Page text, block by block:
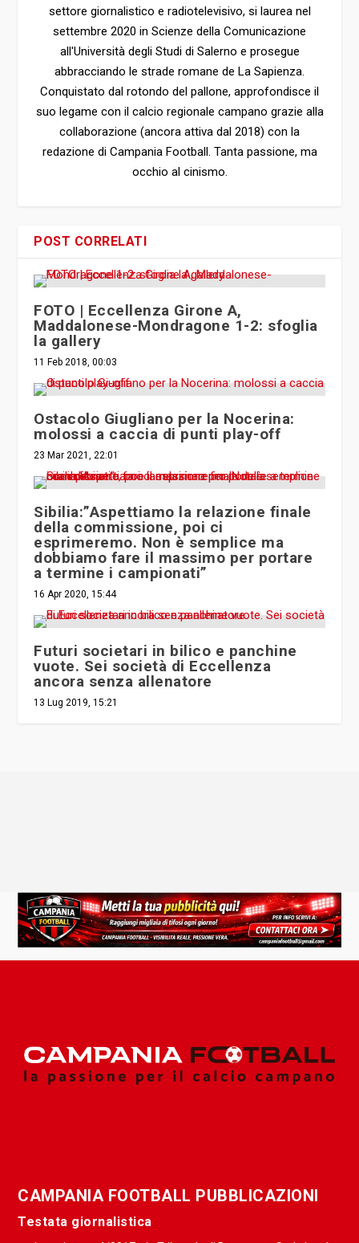
settore giornalistico e radiotelevisivo, si laurea nel
settembre 2020 in Scienze della Comunicazione
all'Università degli Studi di Salerno e prosegue
abbracciando le strade romane de La Sapienza.
Conquistato dal rotondo del pallone, approfondisce il
suo legame con il calcio regionale campano grazie alla
collaborazione (ancora attiva dal 2018) con la
redazione di Campania Football. Tanta passione, ma
occhio al cinismo.
POST CORRELATI
FOTO | Eccellenza Girone A,
Maddalonese-Mondragone 1-2: sfoglia
la gallery
11 Feb 2018, 00:03
Ostacolo Giugliano per la Nocerina:
molossi a caccia di punti play-off
23 Mar 2021, 22:01
Sibilia:”Aspettiamo la relazione finale
della commissione, poi ci
esprimeremo. Non è semplice ma
dobbiamo fare il massimo per portare
a termine i campionati”
16 Apr 2020, 15:44
Futuri societari in bilico e panchine
vuote. Sei società di Eccellenza
ancora senza allenatore
13 Lug 2019, 15:21
CAMPANIA FOOTBALL PUBBLICAZIONI
Testata giornalistica